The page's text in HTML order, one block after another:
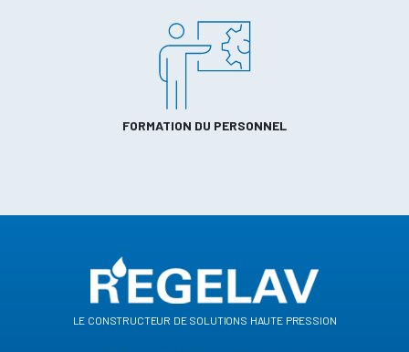
FORMATION DU PERSONNEL
le constructeur de solutions haute pression